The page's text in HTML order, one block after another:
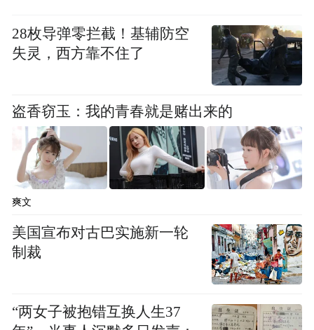
28枚导弹零拦截！基辅防空
失灵，西方靠不住了
盗香窃玉：我的青春就是赌出来的
爽文
美国宣布对古巴实施新一轮
制裁
“两女子被抱错互换人生37